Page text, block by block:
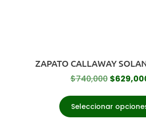
ZAPATO CALLAWAY
$740,000 $
Seleccionar